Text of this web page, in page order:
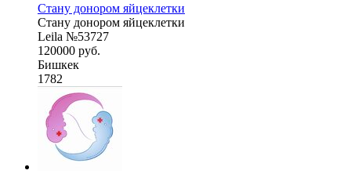
Стану донором яйцеклетки
Стану донором яйцеклетки
Leila №53727
120000 руб.
Бишкек
1782